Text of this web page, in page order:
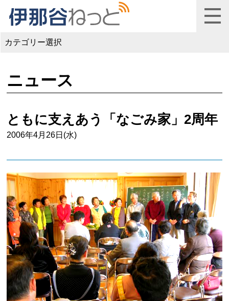
カテゴリー選択
ニュース
ともに支えあう「なごみ家」2周年
2006年4月26日(水)